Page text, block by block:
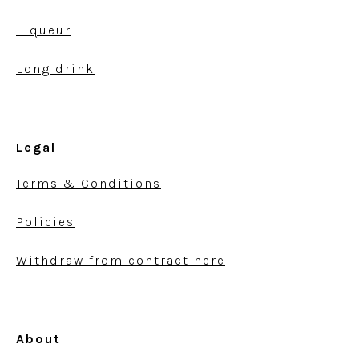
Liqueur
Long drink
Legal
Terms & Conditions
Policies
Withdraw from contract here
About